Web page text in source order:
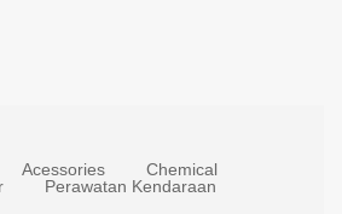
Acessories
Chemical
Perawatan Kendaraan